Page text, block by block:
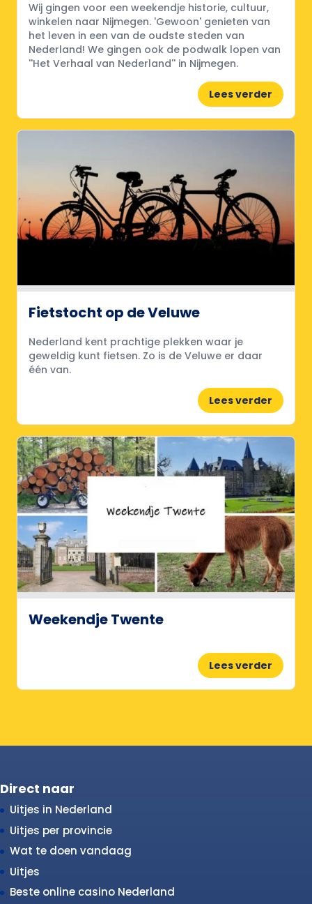
Wij gingen voor een weekendje historie, cultuur,
winkelen naar Nijmegen. 'Gewoon' genieten van
het leven in een van de oudste steden van
Nederland! We gingen ook de podwalk lopen van
''Het Verhaal van Nederland'' in Nijmegen.
Lees verder
Fietstocht op de Veluwe
Nederland kent prachtige plekken waar je
geweldig kunt fietsen. Zo is de Veluwe er daar
één van.
Lees verder
Weekendje Twente
Lees verder
Direct naar
Uitjes in Nederland
Uitjes per provincie
Wat te doen vandaag
Uitjes
Beste online casino Nederland